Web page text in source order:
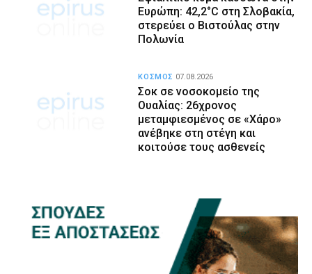
Ευρώπη: 42,2°C στη Σλοβακία,
στερεύει ο Βιστούλας στην
Πολωνία
Σοκ σε νοσοκομείο της
Ουαλίας: 26χρονος
μεταμφιεσμένος σε «Χάρο»
ανέβηκε στη στέγη και
κοιτούσε τους ασθενείς
ΚΟΣΜΟΣ 07.08.2026